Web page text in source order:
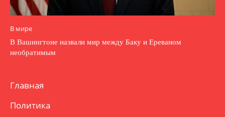
В мире
В Вашингтоне назвали мир между Баку и Ереваном
необратимым
Главная
Политика